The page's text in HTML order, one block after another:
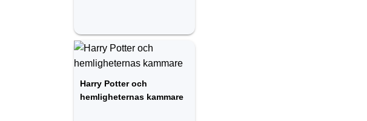
Harry Potter och
hemligheternas kammare